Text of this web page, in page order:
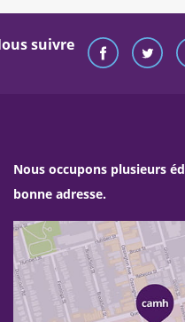
suivre
Nous occupons plusieurs
bonne adresse.